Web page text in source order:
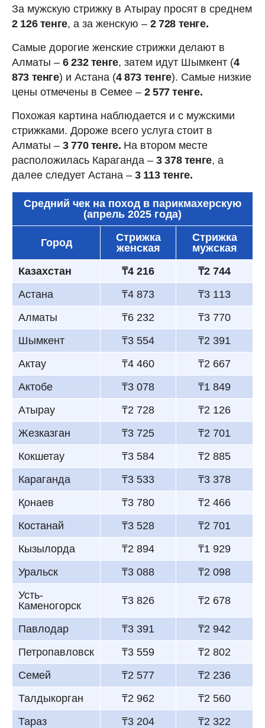
За мужскую стрижку в Атырау просят в среднем
2 126 тенге, а за женскую – 2 728 тенге.
Самые дорогие женские стрижки делают в
Алматы – 6 232 тенге, затем идут Шымкент (4
873 тенге) и Астана (4 873 тенге). Самые низкие
цены отмечены в Семее – 2 577 тенге.
Похожая картина наблюдается и с мужскими
стрижками. Дороже всего услуга стоит в
Алматы – 3 770 тенге. На втором месте
расположилась Караганда – 3 378 тенге, а
далее следует Астана – 3 113 тенге.
Средний чек на поход в парикмахерскую
(апрель 2025 года)
Город
Стрижка
женская
Стрижка
мужская
Казахстан
₸4 216
₸2 744
Астана
₸4 873
₸3 113
Алматы
₸6 232
₸3 770
Шымкент
₸3 554
₸2 391
Актау
₸4 460
₸2 667
Актобе
₸3 078
₸1 849
Атырау
₸2 728
₸2 126
Жезказган
₸3 725
₸2 701
Кокшетау
₸3 584
₸2 885
Караганда
₸3 533
₸3 378
Қонаев
₸3 780
₸2 466
Костанай
₸3 528
₸2 701
Кызылорда
₸2 894
₸1 929
Уральск
₸3 088
₸2 098
Усть-
Каменогорск
₸3 826 ₸2 678
Павлодар ₸3 391
₸2 942
Петропавловск
₸3 559
₸2 802
Семей
₸2 577
₸2 236
Талдыкорган
₸2 962
₸2 560
Тараз
₸3 204
₸2 322